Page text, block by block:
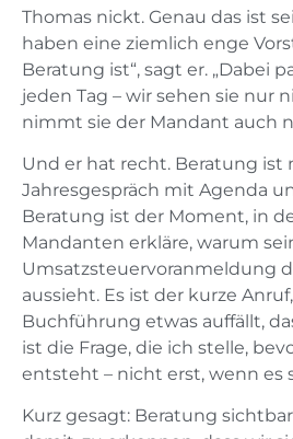
Thomas nickt. Genau das ist
haben eine ziemlich enge
Beratung ist“, sagt er. „Dabei
jeden Tag – wir sehen sie nur
nimmt sie der Mandant auch
Und er hat recht. Beratung ist
Jahresgespräch mit Agenda
Beratung ist der Moment, in
Mandanten erkläre, warum
Umsatzsteuervoranmeldung
aussieht. Es ist der kurze
Buchführung etwas auffällt,
ist die Frage, die ich stelle,
entsteht – nicht erst, wenn es
Kurz gesagt: Beratung